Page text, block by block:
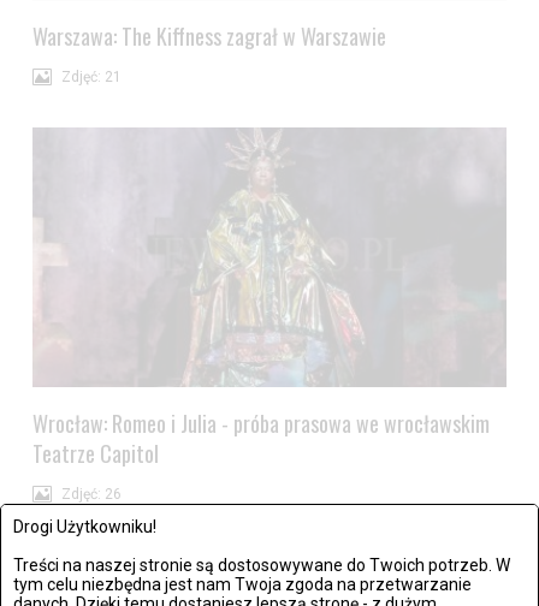
Drogi Użytkowniku!
Treści na naszej stronie są dostosowywane do Twoich potrzeb. W
tym celu niezbędna jest nam Twoja zgoda na przetwarzanie
Warszawa: The Kiffness zagrał w Warszawie
Zdjęć: 21
Wrocław: Romeo i Julia - próba prasowa we wrocławskim
Teatrze Capitol
Zdjęć: 26